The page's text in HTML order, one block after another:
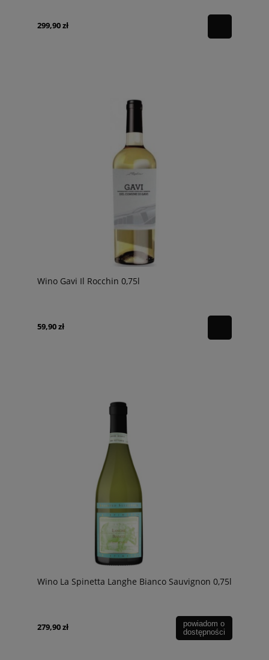
299,90 zł
Wino Gavi Il Rocchin 0,75l
59,90 zł
Wino La Spinetta Langhe Bianco Sauvignon 0,75l
279,90 zł
powiadom o
dostępności